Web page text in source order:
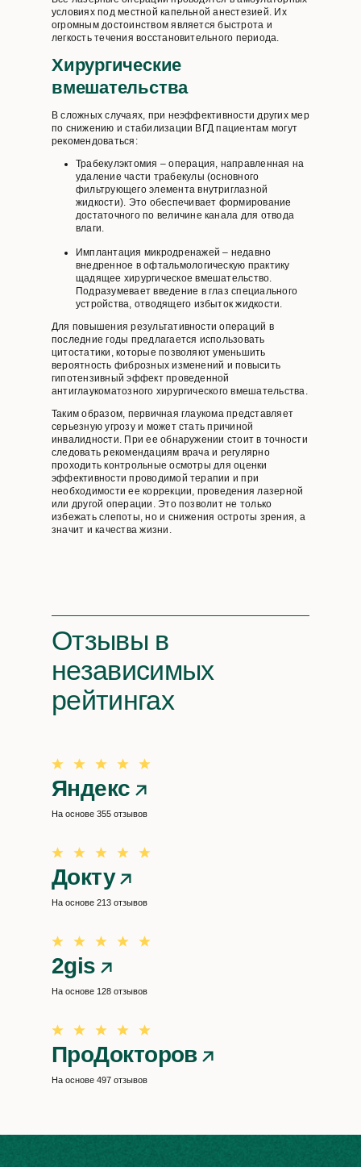
условиях под местной капельной анестезией. Их
огромным достоинством является быстрота и
легкость течения восстановительного периода.
Хирургические
вмешательства
В сложных случаях, при неэффективности других мер
по снижению и стабилизации ВГД пациентам могут
рекомендоваться:
Трабекулэктомия – операция, направленная на
удаление части трабекулы (основного
фильтрующего элемента внутриглазной
жидкости). Это обеспечивает формирование
достаточного по величине канала для отвода
влаги.
Имплантация микродренажей – недавно
внедренное в офтальмологическую практику
щадящее хирургическое вмешательство.
Подразумевает введение в глаз специального
устройства, отводящего избыток жидкости.
Для повышения результативности операций в
последние годы предлагается использовать
цитостатики, которые позволяют уменьшить
вероятность фиброзных изменений и повысить
гипотензивный эффект проведенной
антиглаукоматозного хирургического вмешательства.
Таким образом, первичная глаукома представляет
серьезную угрозу и может стать причиной
инвалидности. При ее обнаружении стоит в точности
следовать рекомендациям врача и регулярно
проходить контрольные осмотры для оценки
эффективности проводимой терапии и при
необходимости ее коррекции, проведения лазерной
или другой операции. Это позволит не только
избежать слепоты, но и снижения остроты зрения, а
значит и качества жизни.
Отзывы в
независимых
рейтингах
Яндекс
На основе 355 отзывов
Докту
На основе 213 отзывов
2gis
На основе 128 отзывов
ПроДокторов
На основе 497 отзывов